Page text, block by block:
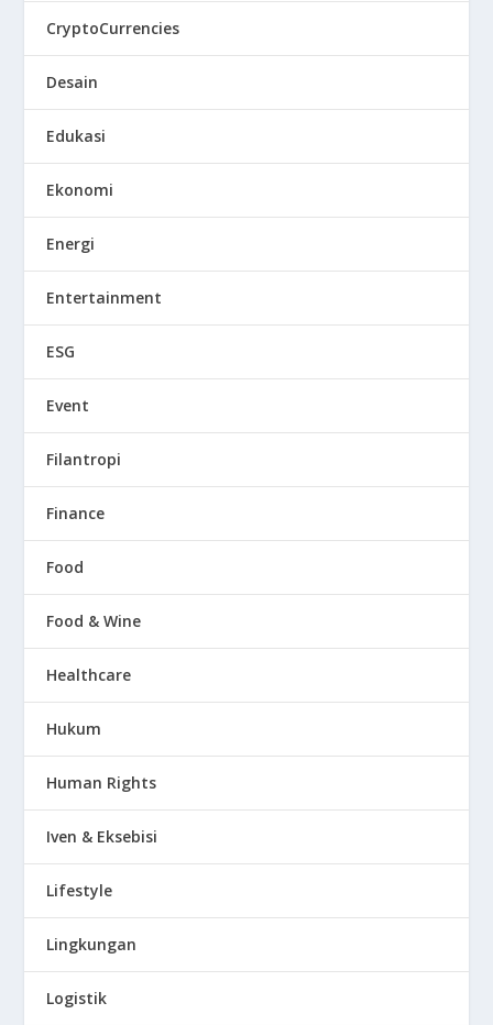
CryptoCurrencies
Desain
Edukasi
Ekonomi
Energi
Entertainment
ESG
Event
Filantropi
Finance
Food
Food & Wine
Healthcare
Hukum
Human Rights
Iven & Eksebisi
Lifestyle
Lingkungan
Logistik